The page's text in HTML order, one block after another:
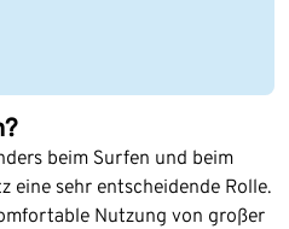
beim Surfen und beim
eine sehr entscheidende Rolle.
Nutzung von großer